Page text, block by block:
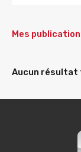
Mes
Aucun résultat